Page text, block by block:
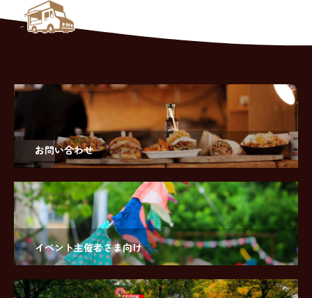
お問い合わせ
イベント主催者さま向け